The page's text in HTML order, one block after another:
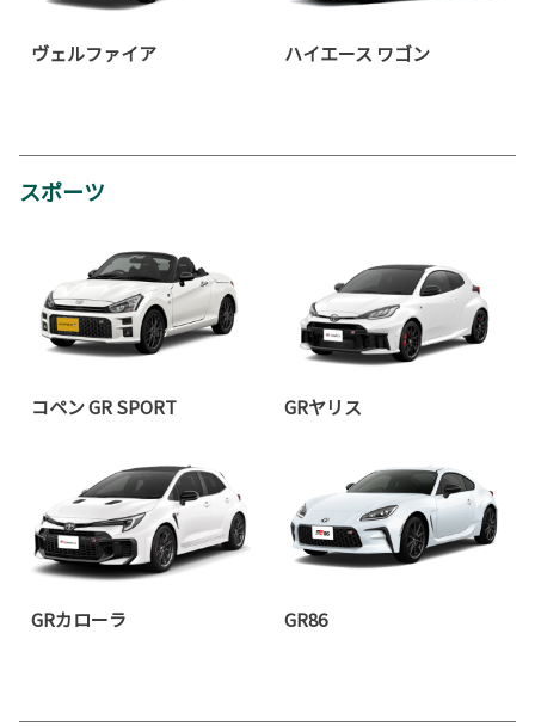
ヴェルファイア ハイエース ワゴン
スポーツ
コペン GR SPORT GRヤリス
GRカローラ GR86